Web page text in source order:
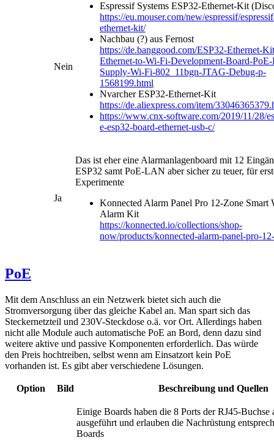
Nein
Espressif Systems ESP32-Ethernet-Kit
https://eu.mouser.com/new/espressif/
ethernet-kit/
Nachbau (?) aus Fernost
https://de.banggood.com/ESP32-Ethernet-
Ethernet-to-Wi-Fi-Development-Board-
Supply-Wi-Fi-802_11bgn-JTAG-Debug-p-
1568199.html
Nvarcher ESP32-Ethernet-Kit
https://de.aliexpress.com/item/
https://www.cnx-software.com/2019/11/28/
e-esp32-board-ethernet-usb-c/
Ja
Das ist eher eine Alarmanlagenboard mit 12
ESP32 samt PoE-LAN aber sicher zu teuer, für
Experimente
Konnected Alarm Panel Pro 12-Zone Smart
Alarm Kit
https://konnected.io/collections/shop-
now/products/konnected-alarm-panel-pro-
PoE
Mit dem Anschluss an ein Netzwerk bietet sich auch die
Stromversorgung über das gleiche Kabel an. Man spart sich das
Steckernetzteil und 230V-Steckdose o.ä. vor Ort. Allerdings haben
nicht alle Module auch automatische PoE an Bord, denn dazu sind
weitere aktive und passive Komponenten erforderlich. Das würde
den Preis hochtreiben, selbst wenn am Einsatzort kein PoE
vorhanden ist. Es gibt aber verschiedene Lösungen.
Option Bild Beschreibung und Quellen
Einige Boards haben die 8 Ports der RJ45-Buchse
ausgeführt und erlauben die Nachrüstung
Boards